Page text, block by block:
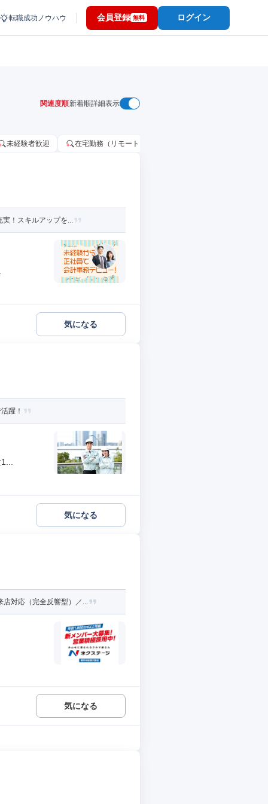
転職成功ノウハウ 会員登録 無料 ログイン
関連度順新着順詳細表示
未経験者歓迎 在宅勤務（リモートワーク）OK
！スキルアップを...
気になる
躍！
気になる
対応（完全反響型）／...
気になる